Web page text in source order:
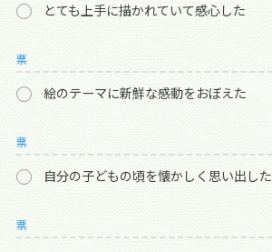
とても上手に描かれていて感心した
票
絵のテーマに新鮮な感動をおぼえた
票
自分の子どもの頃を懐かしく思い出した
票